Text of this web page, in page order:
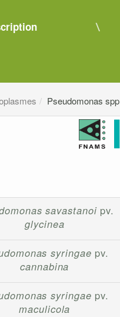
Pseudomonas spp
savastanoi pv.
glycinea
syringae pv.
cannabina
syringae pv.
maculicola